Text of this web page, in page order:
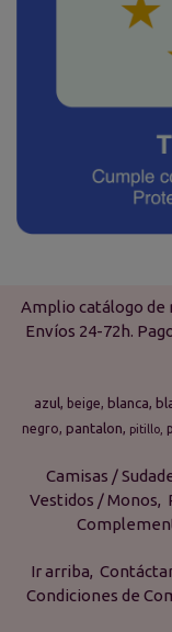
Amplio catálogo de
Envíos 24-72h.
azul beige blanca
negro pantalon pitillo
Camisas /
Vestidos / Monos
Ir arriba
Condiciones de